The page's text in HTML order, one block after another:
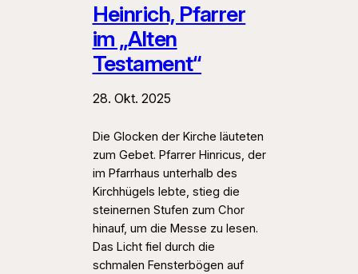
Heinrich, Pfarrer
im „Alten
Testament“
28. Okt. 2025
Die Glocken der Kirche läuteten
zum Gebet. Pfarrer Hinricus, der
im Pfarrhaus unterhalb des
Kirchhügels lebte, stieg die
steinernen Stufen zum Chor
hinauf, um die Messe zu lesen.
Das Licht fiel durch die
schmalen Fensterbögen auf